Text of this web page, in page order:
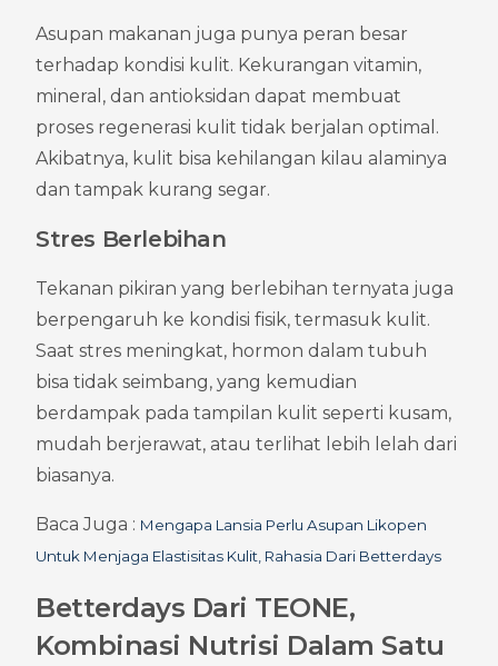
Asupan makanan juga punya peran besar
terhadap kondisi kulit. Kekurangan vitamin,
mineral, dan antioksidan dapat membuat
proses regenerasi kulit tidak berjalan optimal.
Akibatnya, kulit bisa kehilangan kilau alaminya
dan tampak kurang segar.
Stres Berlebihan
Tekanan pikiran yang berlebihan ternyata juga
berpengaruh ke kondisi fisik, termasuk kulit.
Saat stres meningkat, hormon dalam tubuh
bisa tidak seimbang, yang kemudian
berdampak pada tampilan kulit seperti kusam,
mudah berjerawat, atau terlihat lebih lelah dari
biasanya.
Baca Juga : Mengapa Lansia Perlu Asupan Likopen
Untuk Menjaga Elastisitas Kulit, Rahasia Dari Betterdays
Betterdays Dari TEONE,
Kombinasi Nutrisi Dalam Satu